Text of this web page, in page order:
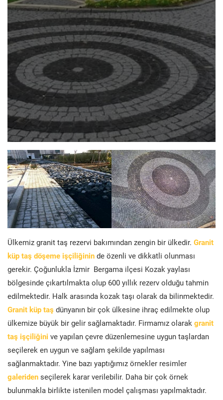
Ülkemiz granit taş rezervi bakımından zengin bir ülkedir. Granit
küp taş döşeme işçiliğinin de özenli ve dikkatli olunması
gerekir. Çoğunlukla İzmir Bergama ilçesi Kozak yaylası
bölgesinde çıkartılmakta olup 600 yıllık rezerv olduğu tahmin
edilmektedir. Halk arasında kozak taşı olarak da bilinmektedir.
Granit küp taş dünyanın bir çok ülkesine ihraç edilmekte olup
ülkemize büyük bir gelir sağlamaktadır. Firmamız olarak granit
taş işçiliğini ve yapılan çevre düzenlemesine uygun taşlardan
seçilerek en uygun ve sağlam şekilde yapılması
sağlanmaktadır. Yine bazı yaptığımız örnekler resimler
galeriden seçilerek karar verilebilir. Daha bir çok örnek
bulunmakla birlikte istenilen model çalışması yapılmaktadır.